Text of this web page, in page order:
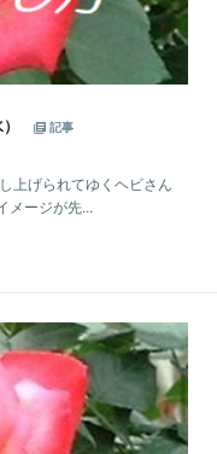
記事
上げられてゆくヘビさん
メージが先...